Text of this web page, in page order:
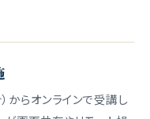
からオンラインで受講し